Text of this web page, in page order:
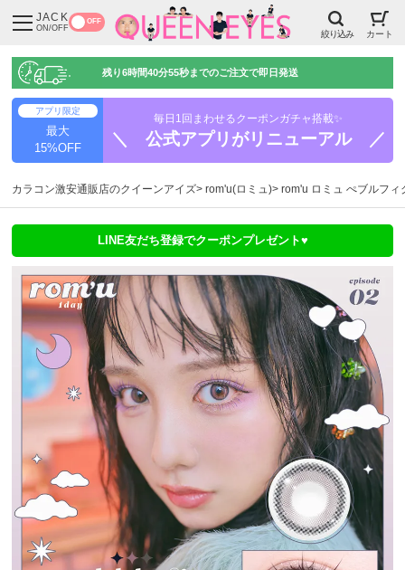
JACK
ON/OFF
OFF
絞り込み カート
残り6時間40分54秒までのご注文で即日発送
アプリ限定
最大
15%OFF
毎日1回まわせるクーポンガチャ搭載✨
＼ 公式アプリがリニューアル ／
カラコン激安通販店のクイーンアイズ rom'u(ロミュ) rom'u ロミュ ぺブルフィ
LINE友だち登録でクーポンプレゼント♥